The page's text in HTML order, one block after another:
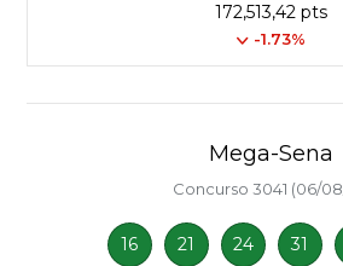
172,513,42 pts
-1.73%
Mega-Sena
Concurso 3041 (06/
16 21 24 31